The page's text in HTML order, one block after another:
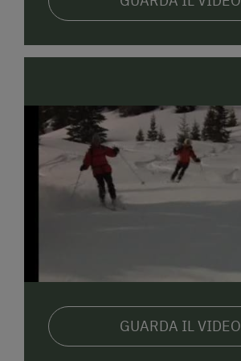
GUARDA IL VIDEO